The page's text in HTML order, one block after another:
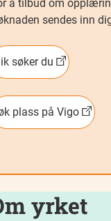
å tilbud om
sendes inn
søker du
plass på Vigo
yrket